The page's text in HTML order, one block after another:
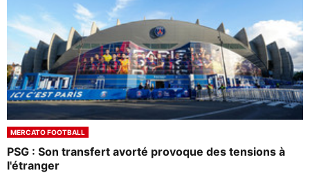
MERCATO FOOTBALL
PSG : Son transfert avorté provoque des tensions à
l'étranger